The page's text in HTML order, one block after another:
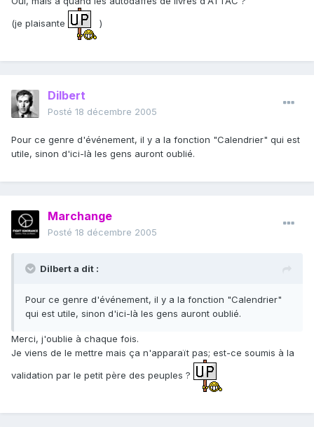
(je plaisante
)
Dilbert
Posté 18 décembre 2005
Pour ce genre d'événement, il y a la fonction "Calendrier" qui est
utile, sinon d'ici-là les gens auront oublié.
Marchange
Posté 18 décembre 2005
Dilbert a dit :
Pour ce genre d'événement, il y a la fonction "Calendrier"
qui est utile, sinon d'ici-là les gens auront oublié.
Merci, j'oublie à chaque fois.
Je viens de le mettre mais ça n'apparaït pas; est-ce soumis à la
validation par le petit père des peuples ?